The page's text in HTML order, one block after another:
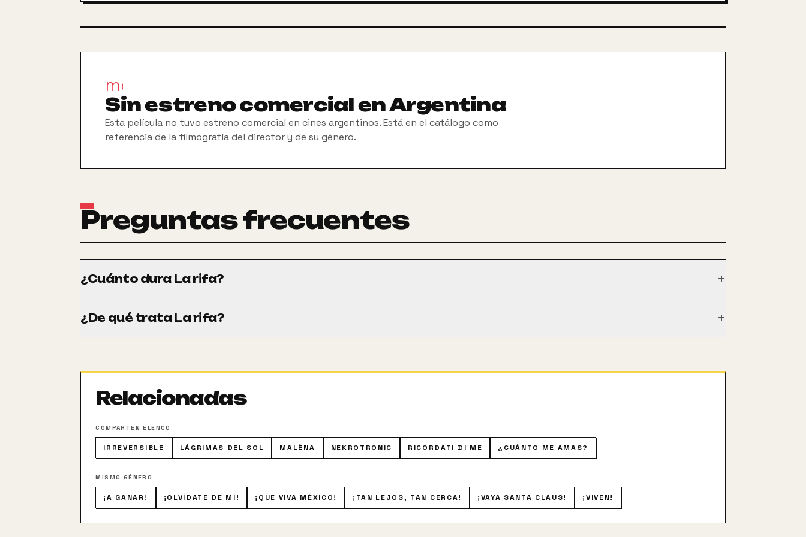
movie_filter
Sin estreno comercial en Argentina
Esta película no tuvo estreno comercial en cines argentinos. Está en el catálogo como
referencia de la filmografía del director y de su género.
Preguntas frecuentes
¿Cuánto dura La rifa? +
¿De qué trata La rifa? +
problemas económicos no acaban ahí, decide rifarse como amante entre los hombres más ricos que la desean.
Relacionadas
COMPARTEN ELENCO
IRREVERSIBLE LÁGRIMAS DEL SOL MALÈNA NEKROTRONIC RICORDATI DI ME ¿CUÁNTO ME AMAS?
MISMO GÉNERO
¡A GANAR! ¡OLVÍDATE DE MÍ! ¡QUE VIVA MÉXICO! ¡TAN LEJOS, TAN CERCA! ¡VAYA SANTA CLAUS! ¡VIVEN!